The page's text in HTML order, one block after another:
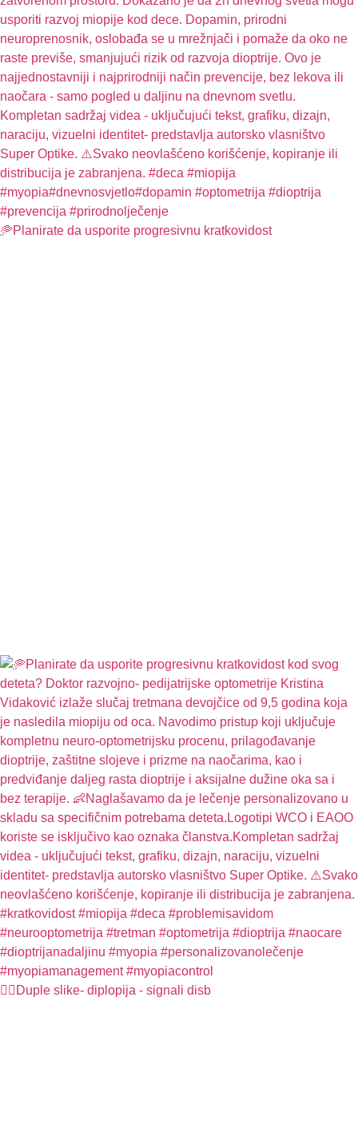
🥏Planirate da usporite progresivnu kratkovidost
🤦‍♀️Duple slike- diplopija - signali disb